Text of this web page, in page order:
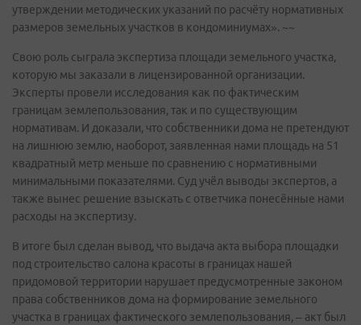
утверждении методических указаний по расчёту нормативных
размеров земельных участков в кондоминиумах». ~~
Свою роль сыграла экспертиза площади земельного участка,
которую мы заказали в лицензированной организации.
Эксперты провели исследования как по фактическим
границам землепользования, так и по существующим
нормативам. И доказали, что собственники дома не претендуют
на лишнюю землю, наоборот, заявленная нами площадь на 51
квадратный метр меньше по сравнению с нормативными
минимальными показателями. Суд учёл выводы экспертов, а
также вынес решение взыскать с ответчика понесённые нами
расходы на экспертизу.
В итоге был сделан вывод, что выдача акта выбора площадки
под строительство салона красоты в границах нашей
придомовой территории нарушает предусмотренные законом
права собственников дома на формирование земельного
участка в границах фактического землепользования, – акт был